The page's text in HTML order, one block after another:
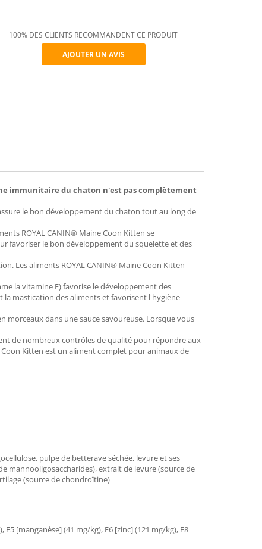
100% DES CLIENTS RECOMMANDENT CE PRODUIT
AJOUTER UN AVIS
immunitaire du chaton n'est pas complètement
le bon développement du chaton tout au long de
ROYAL CANIN® Maine Coon Kitten se
favoriser le bon développement du squelette et des
Les aliments ROYAL CANIN® Maine Coon Kitten
la vitamine E) favorise le développement des
la mastication des aliments et favorisent l'hygiène
morceaux dans une sauce savoureuse. Lorsque vous
de nombreux contrôles de qualité pour répondre aux
Kitten est un aliment complet pour animaux de
pulpe de betterave séchée, levure et ses
mannooligosaccharides), extrait de levure (source de
(source de chondroïtine)
[manganèse] (41 mg/kg), E6 [zinc] (121 mg/kg), E8